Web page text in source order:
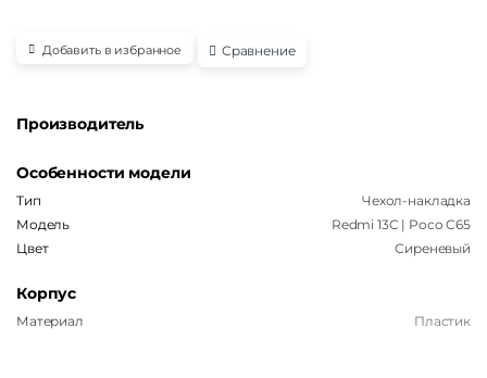
Добавить в избранное Сравнение
Производитель
Особенности модели
Тип
Чехол-накладка
Модель
Redmi 13C | Poco C65
Цвет
Сиреневый
Корпус
Материал Пластик